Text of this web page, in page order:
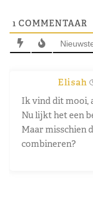
1 COMMENTAAR
Elisah
Ik vind dit mooi,
Nu lijkt het een
Maar misschien
combineren?